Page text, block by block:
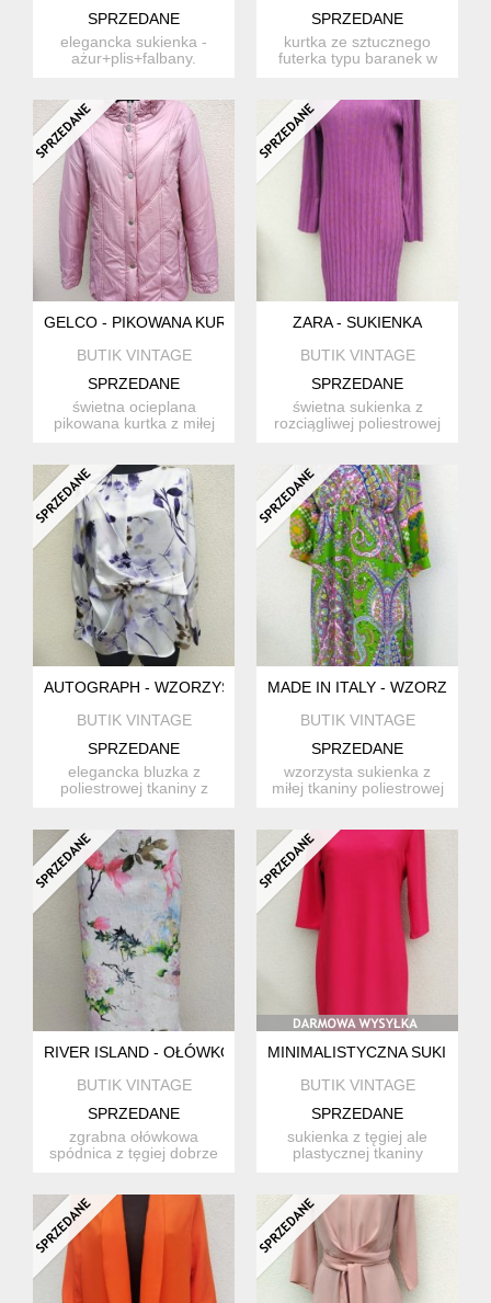
SPRZEDANE
elegancka sukienka -
ażur+plis+falbany.
SPRZEDANE
kurtka ze sztucznego
futerka typu baranek w
GELCO - PIKOWANA KURTKA
BUTIK VINTAGE
SPRZEDANE
świetna ocieplana
pikowana kurtka z miłej
ZARA - SUKIENKA
BUTIK VINTAGE
SPRZEDANE
świetna sukienka z
rozciągliwej poliestrowej
AUTOGRAPH - WZORZYSTA BLUZKA
BUTIK VINTAGE
SPRZEDANE
elegancka bluzka z
poliestrowej tkaniny z
MADE IN ITALY - WZORZYSTA
BUTIK VINTAGE
SPRZEDANE
wzorzysta sukienka z
miłej tkaniny poliestrowej
RIVER ISLAND - OŁÓWKOWA SPÓDNICA
BUTIK VINTAGE
SPRZEDANE
zgrabna ołówkowa
spódnica z tęgiej dobrze
MINIMALISTYCZNA SUKIENKA
BUTIK VINTAGE
SPRZEDANE
sukienka z tęgiej ale
plastycznej tkaniny